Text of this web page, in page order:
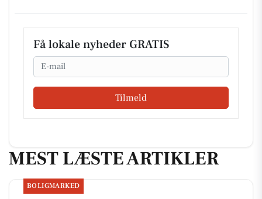
Få lokale nyheder GRATIS
Email
Tilmeld
MEST LÆSTE ARTIKLER
BOLIGMARKED